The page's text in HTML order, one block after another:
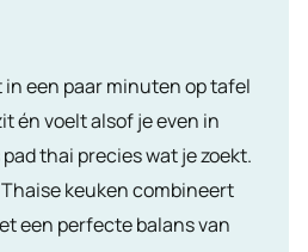
een paar minuten op tafel
én voelt alsof je even in
thai precies wat je zoekt.
keuken combineert
een perfecte balans van